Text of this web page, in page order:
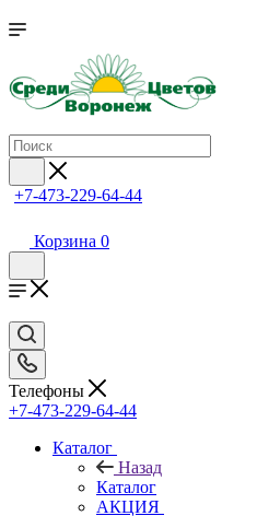
+7-473-229-64-44
Корзина 0
Телефоны
+7-473-229-64-44
Каталог
Назад
Каталог
АКЦИЯ